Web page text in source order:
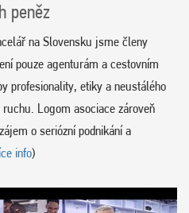
peněz
na Slovensku jsme členy
pouze agenturám a cestovním
profesionality, etiky a neustálého
Logom asociace zároveň
o seriózní podnikání a
info)